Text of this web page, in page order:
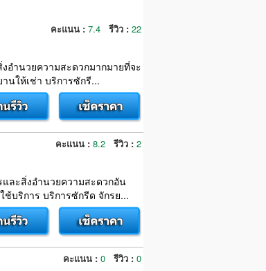
คะแนน : 7.4 รีวิว : 22
อำนวยความสะดวกมากมายที่จะ
นให้เช่า บริการซักรี...
คะแนน : 8.2 รีวิว : 2
ละสิ่งอำนวยความสะดวกอัน
บริการ บริการซักรีด จักรย...
คะแนน : 0 รีวิว : 0